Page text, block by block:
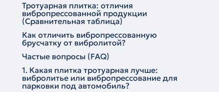
Тротуарная плитка: отличия
вибропрессованной продукции
(Сравнительная таблица)
Как отличить вибропрессованную
брусчатку от вибролитой?
Частые вопросы (FAQ)
1. Какая плитка тротуарная лучше:
вибролитье или вибропрессование для
парковки под автомобиль?